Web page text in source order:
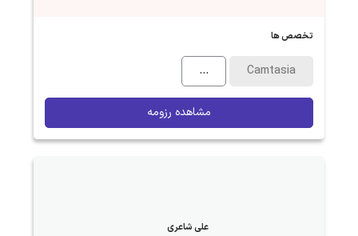
تخصص ها
Camtasia
...
مشاهده رزومه
علی شاعری